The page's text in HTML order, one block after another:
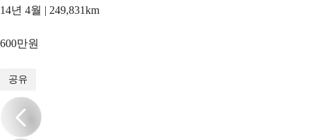
14년 4월 | 249,831km
600만원
공유
/20